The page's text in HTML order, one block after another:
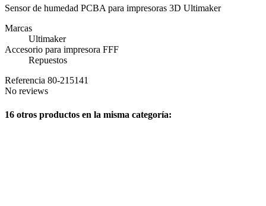
Sensor de humedad PCBA para impresoras 3D Ultimaker
Marcas
Ultimaker
Accesorio para impresora FFF
Repuestos
Referencia 80-215141
No reviews
16 otros productos en la misma categoría: